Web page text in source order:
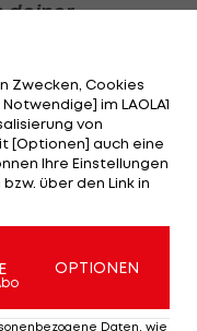
Zwecken, Cookies
im LAOLA1
von
[Optionen] auch eine
Ihre Einstellungen
über den Link in
OPTIONEN
Daten, wie